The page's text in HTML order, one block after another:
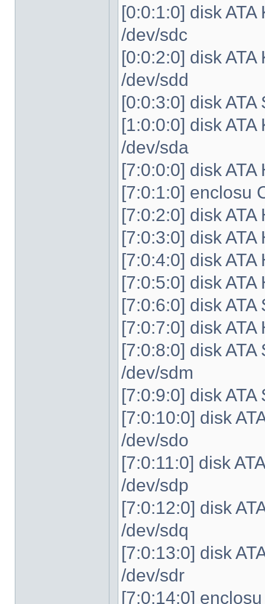
[0:0:1:0] disk
/dev/sdc
[0:0:2:0] disk
/dev/sdd
[0:0:3:0] disk
[1:0:0:0] disk
/dev/sda
[7:0:0:0] disk
[7:0:1:0] enclosu
[7:0:2:0] disk
[7:0:3:0] disk
[7:0:4:0] disk
[7:0:5:0] disk
[7:0:6:0] disk
[7:0:7:0] disk
[7:0:8:0] disk
/dev/sdm
[7:0:9:0] disk
[7:0:10:0] disk
/dev/sdo
[7:0:11:0] disk
/dev/sdp
[7:0:12:0] disk
/dev/sdq
[7:0:13:0] disk
/dev/sdr
[7:0:14:0]